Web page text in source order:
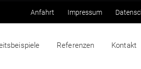
Anfahrt Impressum
Referenzen Kontakt